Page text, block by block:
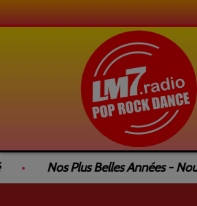
Nos Plus Belles Années -